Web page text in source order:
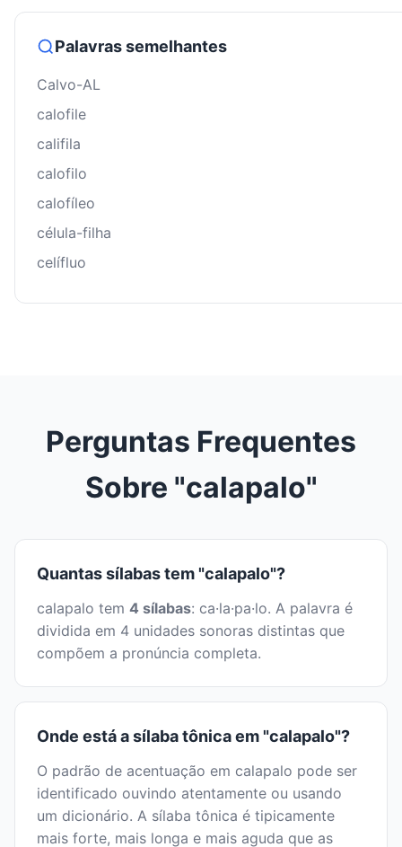
Palavras semelhantes
Calvo-AL
calofile
califila
calofilo
calofíleo
célula-filha
celífluo
Perguntas Frequentes
Sobre "calapalo"
Quantas sílabas tem "calapalo"?
calapalo tem 4 sílabas: ca·la·pa·lo. A palavra é
dividida em 4 unidades sonoras distintas que
compõem a pronúncia completa.
Onde está a sílaba tônica em "calapalo"?
O padrão de acentuação em calapalo pode ser
identificado ouvindo atentamente ou usando
um dicionário. A sílaba tônica é tipicamente
mais forte, mais longa e mais aguda que as